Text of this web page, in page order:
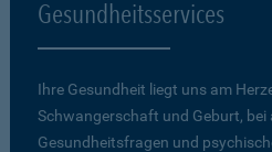
Gesundheitsservices
Ihre Gesundheit liegt uns am
Schwangerschaft und Geburt, bei
Gesundheitsfragen und